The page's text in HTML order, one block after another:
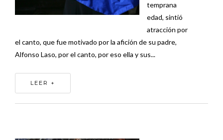
temprana
edad, sintió
atracción por
el canto, que fue motivado por la afición de su padre,
Alfonso Laso, por el canto, por eso ella y sus...
LEER +